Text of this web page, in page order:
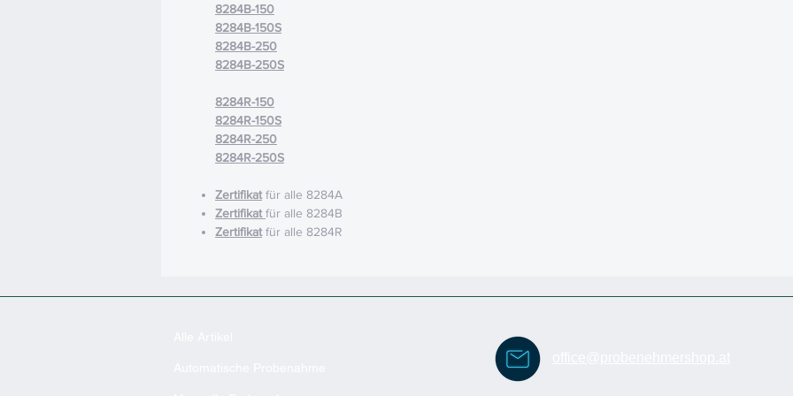
8284B-150
8284B-150S
8284B-250
8284B-250S
8284R-150
8284R-150S
8284R-250
8284R-250S
Zertifikatfür alle 8284A
Zertifikat für alle 8284B
Zertifikatfür alle 8284R